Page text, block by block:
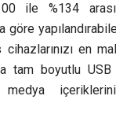
ile %134
en
tam boyutlu
içeriklerini